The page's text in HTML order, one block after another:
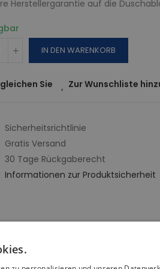
Herstellergarantie auf die
IN DEN WARENKORB
Sie Zur Wunschliste
Sicherheitsrichtlinie
Gratis Versand
30 Tage Rückgaberecht
Informationen zur Produktsicherheit